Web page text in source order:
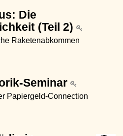
Die
(Teil 2)
Raketenabkommen
Seminar
Papiergeld-Connection